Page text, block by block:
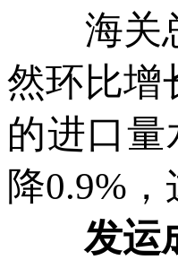
海关总
然环比增
的进口量
降0.9%
发运成